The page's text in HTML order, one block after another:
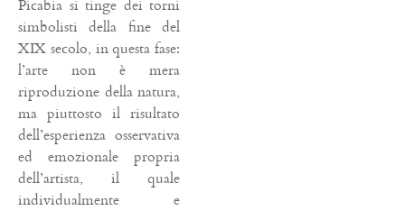
Picabia si tinge dei torni
simbolisti della fine del
XIX secolo, in questa fase:
l’arte non è mera
riproduzione della natura,
ma piuttosto il risultato
dell’esperienza osservativa
ed emozionale propria
dell’artista, il quale
individualmente e